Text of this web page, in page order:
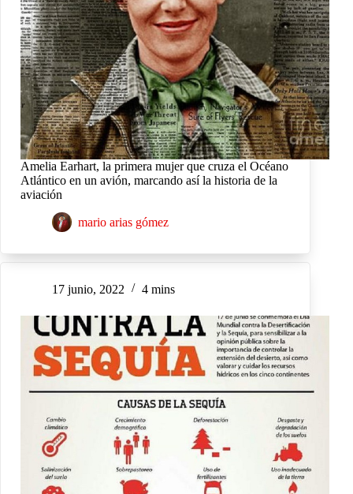
Amelia Earhart, la primera mujer que cruza el Océano
Atlántico en un avión, marcando así la historia de la
aviación
mario arias gómez
17 junio, 2022 4 mins